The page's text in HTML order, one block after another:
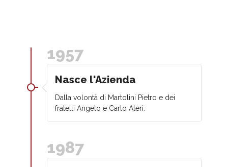
1957
Nasce l'Azienda
Dalla volontà di Martolini Pietro e dei
fratelli Angelo e Carlo Ateri.
1987